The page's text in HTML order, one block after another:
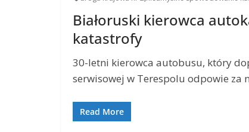
Białoruski kierowca
katastrofy
30-letni kierowca autobusu, który
serwisowej w Terespolu odpowie
Read More